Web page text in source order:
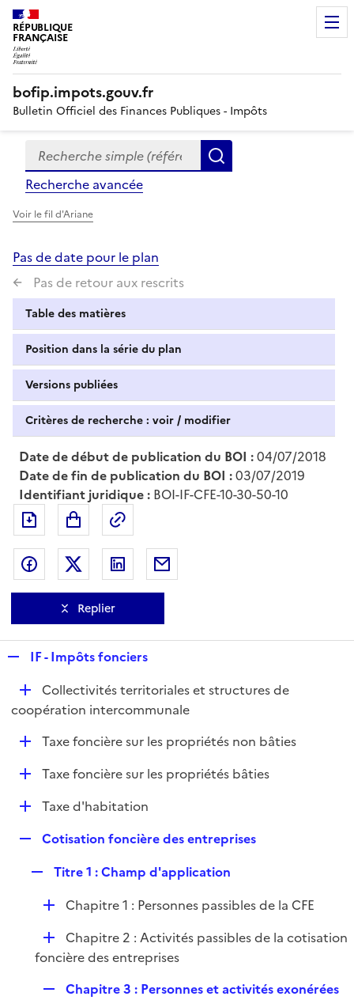
RÉPUBLIQUE
FRANÇAISE
bofip.impots.gouv.fr
Bulletin Officiel des Finances Publiques - Impôts
Formulaire
de
recherche
Recherche simple (références, mots clés, partie du
Recherche avancée
Voir le fil d'Ariane
Pas de date pour le plan
Pas de retour aux rescrits
Table des matières
Position dans la série du plan
Versions publiées
Critères de recherche : voir / modifier
Date de début de publication du BOI :04/07/2018
Date de fin de publication du BOI :03/07/2019
Identifiant juridique : BOI-IF-CFE-10-30-50-10
Exporter le document au format pdf
Partager sur Facebook
Partager sur Twitter
Partager sur LinkedIn
Replier
p
l
i
e
r
IF - Impôts fonciers
D
é
Collectivités territoriales et structures de
coopération intercommunale
DTaxe foncière sur les propriétés non bâties
D
e
Taxe foncière sur les propriétés bâties
D
p
Taxe d'habitation
p
r
Cotisation foncière des entreprises
p
l
i
e
r
Titre 1 : Champ d'application
D
l
Chapitre 1 : Personnes passibles de la CFE
D
é
Chapitre 2 : Activités passibles de la cotisation
foncière des entreprises
Chapitre 3 : Personnes et activités exonérées